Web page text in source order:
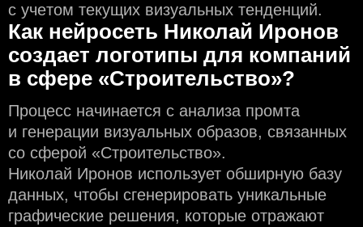
с учeтом текущих визуальных тенденций.
Как нейросеть Николай Иронов
создаeт логотипы для компаний
в сфере «Строительство»?
Процесс начинается с анализа промта
и генерации визуальных образов, связанных
со сферой «Строительство».
Николай Иронов использует обширную базу
данных, чтобы сгенерировать уникальные
графические решения, которые отражают